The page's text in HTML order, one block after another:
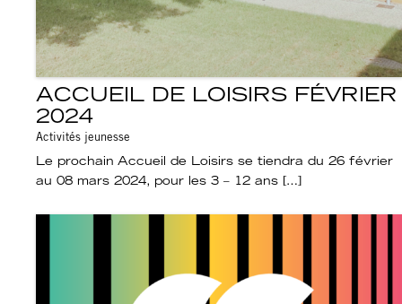
ACCUEIL DE LOISIRS FÉVRIER
2024
Activités jeunesse
Le prochain Accueil de Loisirs se tiendra du 26 février
au 08 mars 2024, pour les 3 – 12 ans […]